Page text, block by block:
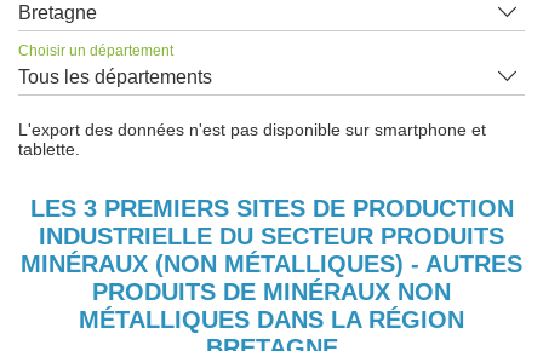
Bretagne
Choisir un département
Tous les départements
L'export des données n'est pas disponible sur smartphone et
tablette.
LES 3 PREMIERS SITES DE PRODUCTION
INDUSTRIELLE DU SECTEUR PRODUITS
MINÉRAUX (NON MÉTALLIQUES) - AUTRES
PRODUITS DE MINÉRAUX NON
MÉTALLIQUES DANS LA RÉGION